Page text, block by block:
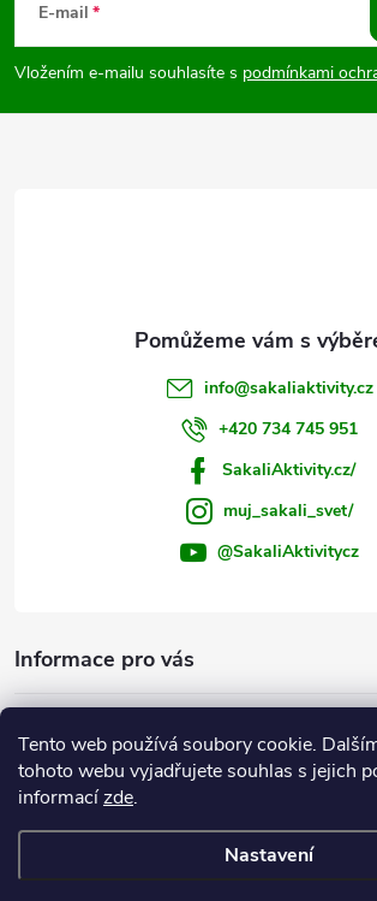
Tento web používá soubory cookie.
tohoto webu vyjadřujete souhlas s jejich
informacízde.
Nastavení
p
a
E-mail
Vložením e-mailu souhlasíte s podmínkami
info@sakaliaktivity.cz
+420 734 745 951
SakaliAktivity.cz/
muj_sakali_svet/
@SakaliAktivitycz
Informace pro vás
Instagram